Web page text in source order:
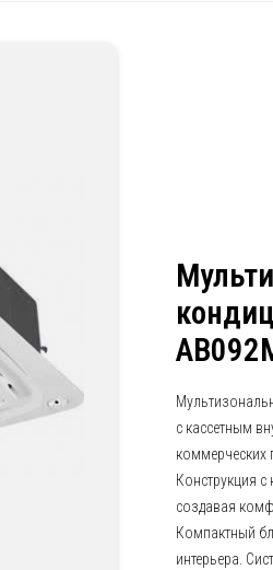
с кассетным
коммерческих
Конструкция
создавая
Компактный
интерьера.